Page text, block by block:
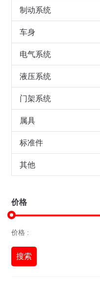
制动系统
车身
电气系统
液压系统
门架系统
属具
标准件
其他
价格
价格 :
搜索